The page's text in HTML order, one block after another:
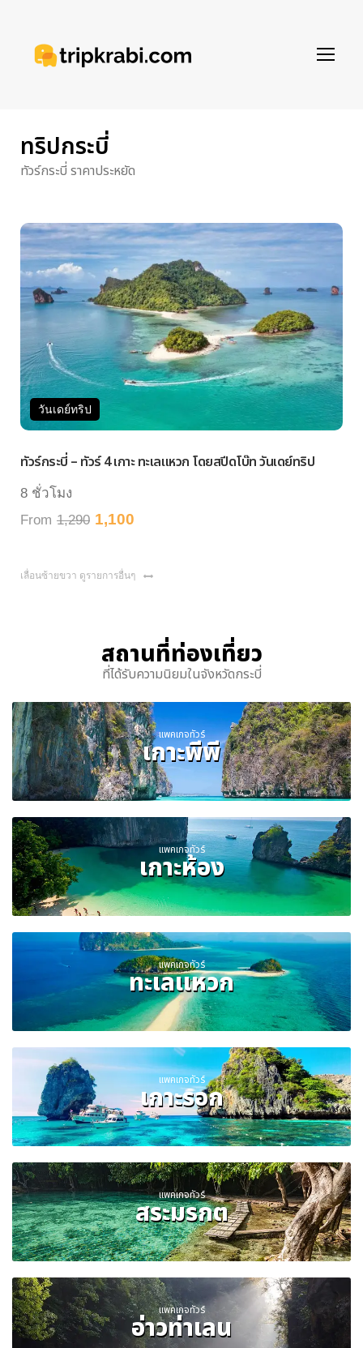
ทริปกระบี่
ทัวร์กระบี่ ราคาประหยัด
ทริป
ทัวร์ 4 เกาะ ทะเลแหวก โดยสปีดโบ๊ท วันเดย์ทริป
1,100
วันเดย์ทริป
ทัวร์กระบี่ – ทั
เลื่อนซ้ายขวา ดูรายการอื่นๆ
สถานที่ท่องเที่ยว
ที่ได้รับความนิยมในจังหวัดกระบี่
แพคเกจทัวร์
เกาะพีพี
แพคเกจทัวร์
เกาะห้อง
แพคเกจทัวร์
ทะเลแหวก
แพคเกจทัวร์
เกาะรอก
แพคเกจทัวร์
สระมรกต
แพคเกจทัวร์
อ่าวท่าเลน